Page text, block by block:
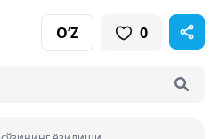
O‘Z 0